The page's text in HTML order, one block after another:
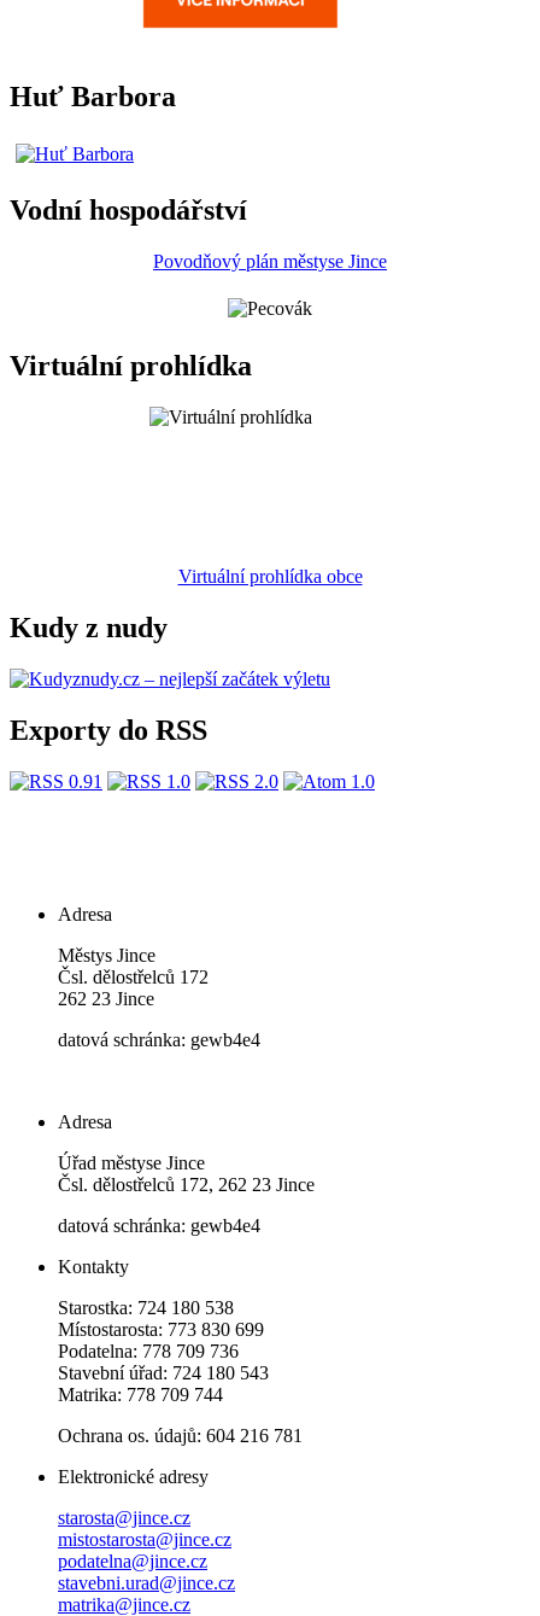
Huť Barbora
Vodní hospodářství
Povodňový plán městyse Jince
Virtuální prohlídka
Virtuální prohlídka obce
Kudy z nudy
Exporty do RSS
Adresa
Městys Jince
Čsl. dělostřelců 172
262 23 Jince
datová schránka: gewb4e4
Adresa
Úřad městyse Jince
Čsl. dělostřelců 172, 262 23 Jince
datová schránka: gewb4e4
Kontakty
Starostka: 724 180 538
Místostarosta: 773 830 699
Podatelna: 778 709 736
Stavební úřad: 724 180 543
Matrika: 778 709 744
Ochrana os. údajů: 604 216 781
Elektronické adresy
starosta@jince.cz
mistostarosta@jince.cz
podatelna@jince.cz
stavebni.urad@jince.cz
matrika@jince.cz